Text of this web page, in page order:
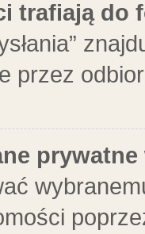
trafiają do
przez